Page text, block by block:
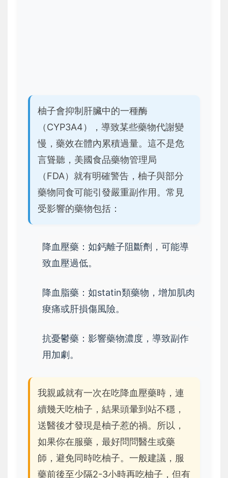
柚子會抑制肝臟中的一種酶
（CYP3A4），導致某些藥物代謝變
慢，藥效在體內累積過量。這不是危
言聳聽，美國食品藥物管理局
（FDA）就有明確警告，柚子與部分
藥物同食可能引發嚴重副作用。常見
受影響的藥物包括：
降血壓藥：如鈣離子阻斷劑，可能導
致血壓過低。
降血脂藥：如statin類藥物，增加肌肉
痠痛或肝損傷風險。
抗憂鬱藥：影響藥物濃度，導致副作
用加劇。
我親戚就有一次在吃降血壓藥時，連
續幾天吃柚子，結果頭暈到站不穩，
送醫後才發現是柚子惹的禍。所以，
如果你在服藥，最好問問醫生或藥
師，避免同時吃柚子。一般建議，服
藥前後至少隔2-3小時再吃柚子，但有